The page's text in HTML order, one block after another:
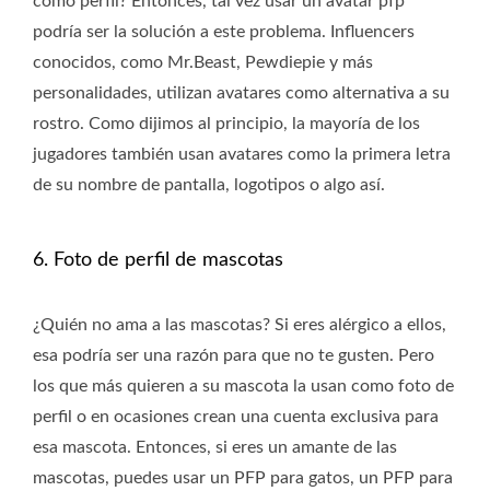
podría ser la solución a este problema. Influencers
conocidos, como Mr.Beast, Pewdiepie y más
personalidades, utilizan avatares como alternativa a su
rostro. Como dijimos al principio, la mayoría de los
jugadores también usan avatares como la primera letra
de su nombre de pantalla, logotipos o algo así.
6. Foto de perfil de mascotas
¿Quién no ama a las mascotas? Si eres alérgico a ellos,
esa podría ser una razón para que no te gusten. Pero
los que más quieren a su mascota la usan como foto de
perfil o en ocasiones crean una cuenta exclusiva para
esa mascota. Entonces, si eres un amante de las
mascotas, puedes usar un PFP para gatos, un PFP para